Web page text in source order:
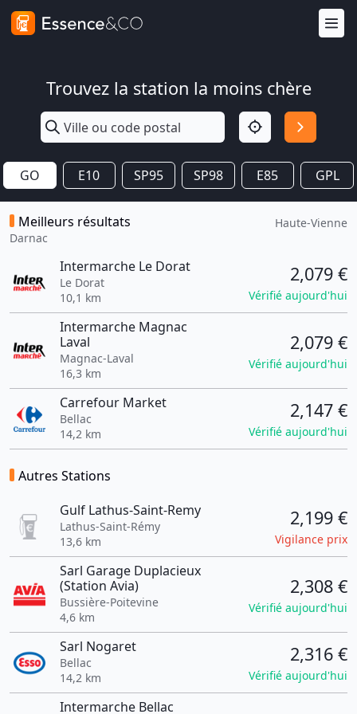
Trouvez la station la moins chère
GO E10 SP95 SP98 E85 GPL
Meilleurs résultats
Darnac
Haute-Vienne
Intermarche Le Dorat
Le Dorat
10,1 km
2,079 €
Vérifié aujourd'hui
Intermarche Magnac
Laval
Magnac-Laval
16,3 km
2,079 €
Vérifié aujourd'hui
Carrefour Market
Bellac
14,2 km
2,147 €
Vérifié aujourd'hui
Autres Stations
Gulf Lathus-Saint-Remy
Lathus-Saint-Rémy
13,6 km
2,199 €
Vigilance prix
Sarl Garage Duplacieux
(Station Avia)
Bussière-Poitevine
4,6 km
2,308 €
Vérifié aujourd'hui
Sarl Nogaret
Bellac
14,2 km
2,316 €
Vérifié aujourd'hui
Intermarche Bellac